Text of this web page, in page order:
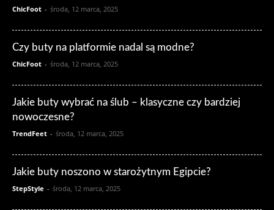
ChicFoot - środa, 12 marca, 2025
Czy buty na platformie nadal są modne?
ChicFoot - środa, 12 marca, 2025
Jakie buty wybrać na ślub – klasyczne czy bardziej
nowoczesne?
TrendFeet - środa, 12 marca, 2025
Jakie buty noszono w starożytnym Egipcie?
StepStyle - środa, 12 marca, 2025